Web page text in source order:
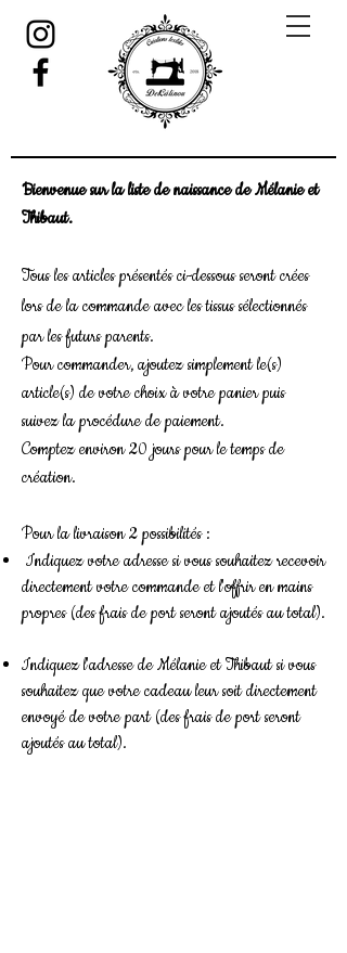
Bienvenue sur la liste de naissance de Mélanie et
Thibaut.
Tous les articles présentés ci-dessous seront crées
lors de la commande avec les tissus sélectionnés
par les futurs parents.
Pour commander, ajoutez simplement le(s)
article(s) de votre choix à votre panier puis
suivez la procédure de paiement.
Comptez environ 20 jours pour le temps de
création.
Pour la livraison 2 possibilités :
Indiquez votre adresse si vous souhaitez recevoir
directement votre commande et l'offrir en mains
propres (des frais de port seront ajoutés au total).
Indiquez l'adresse de Mélanie et Thibaut si vous
souhaitez que votre cadeau leur soit directement
envoyé de votre part (des frais de port seront
ajoutés au total).